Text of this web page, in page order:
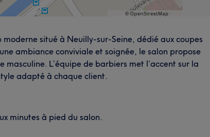
moderne situé à Neuilly-sur-Seine, dédié aux coupes
ambiance conviviale et soignée, le salon propose
L’équipe de barbiers met l’accent sur la
adapté à chaque client.
minutes à pied du salon.